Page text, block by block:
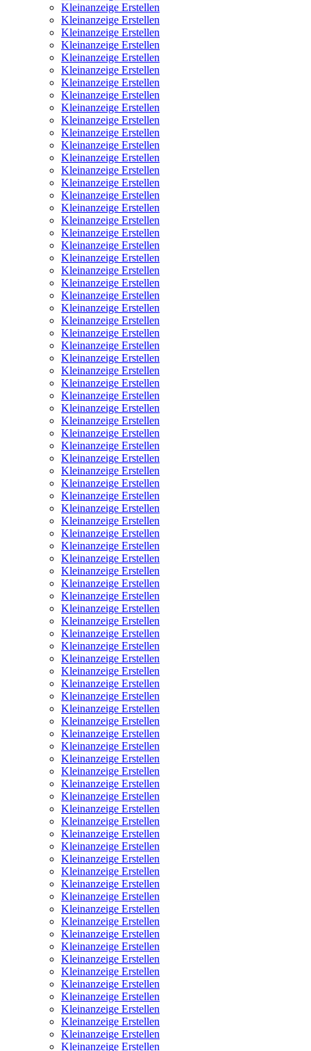
Kleinanzeige Erstellen
Kleinanzeige Erstellen
Kleinanzeige Erstellen
Kleinanzeige Erstellen
Kleinanzeige Erstellen
Kleinanzeige Erstellen
Kleinanzeige Erstellen
Kleinanzeige Erstellen
Kleinanzeige Erstellen
Kleinanzeige Erstellen
Kleinanzeige Erstellen
Kleinanzeige Erstellen
Kleinanzeige Erstellen
Kleinanzeige Erstellen
Kleinanzeige Erstellen
Kleinanzeige Erstellen
Kleinanzeige Erstellen
Kleinanzeige Erstellen
Kleinanzeige Erstellen
Kleinanzeige Erstellen
Kleinanzeige Erstellen
Kleinanzeige Erstellen
Kleinanzeige Erstellen
Kleinanzeige Erstellen
Kleinanzeige Erstellen
Kleinanzeige Erstellen
Kleinanzeige Erstellen
Kleinanzeige Erstellen
Kleinanzeige Erstellen
Kleinanzeige Erstellen
Kleinanzeige Erstellen
Kleinanzeige Erstellen
Kleinanzeige Erstellen
Kleinanzeige Erstellen
Kleinanzeige Erstellen
Kleinanzeige Erstellen
Kleinanzeige Erstellen
Kleinanzeige Erstellen
Kleinanzeige Erstellen
Kleinanzeige Erstellen
Kleinanzeige Erstellen
Kleinanzeige Erstellen
Kleinanzeige Erstellen
Kleinanzeige Erstellen
Kleinanzeige Erstellen
Kleinanzeige Erstellen
Kleinanzeige Erstellen
Kleinanzeige Erstellen
Kleinanzeige Erstellen
Kleinanzeige Erstellen
Kleinanzeige Erstellen
Kleinanzeige Erstellen
Kleinanzeige Erstellen
Kleinanzeige Erstellen
Kleinanzeige Erstellen
Kleinanzeige Erstellen
Kleinanzeige Erstellen
Kleinanzeige Erstellen
Kleinanzeige Erstellen
Kleinanzeige Erstellen
Kleinanzeige Erstellen
Kleinanzeige Erstellen
Kleinanzeige Erstellen
Kleinanzeige Erstellen
Kleinanzeige Erstellen
Kleinanzeige Erstellen
Kleinanzeige Erstellen
Kleinanzeige Erstellen
Kleinanzeige Erstellen
Kleinanzeige Erstellen
Kleinanzeige Erstellen
Kleinanzeige Erstellen
Kleinanzeige Erstellen
Kleinanzeige Erstellen
Kleinanzeige Erstellen
Kleinanzeige Erstellen
Kleinanzeige Erstellen
Kleinanzeige Erstellen
Kleinanzeige Erstellen
Kleinanzeige Erstellen
Kleinanzeige Erstellen
Kleinanzeige Erstellen
Kleinanzeige Erstellen
Kleinanzeige Erstellen